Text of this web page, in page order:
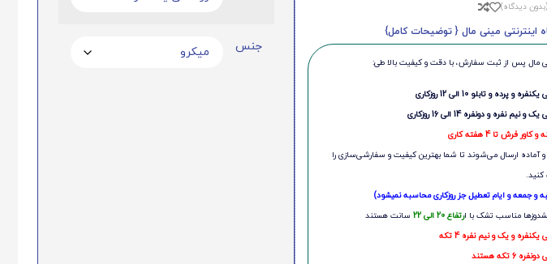
(بدون دیدگاه)
اینترنتی مینی مال { توضیحات کامل}
مال پس از ثبت سفارش، با دقت و کیفیت بالا طی:
و پرده و تابلو 10 الی 12 روزکاری
و نیم نفره و دونفره 14 الی 16 روزکاری
کاور فرش تا 4 هفته کاری
و آماده ارسال می‌شوند تا شما بهترین کیفیت و سفارشی‌سازی را
کنید.
مناسب تشک با ارتفاع 20 الی 22
سانت هستند
یکنفره و یک و نیم نفره 4 تکه
6 تکه هستند
جنس